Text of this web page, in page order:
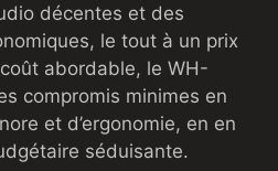
décentes et des
le tout à un prix
abordable, le WH-
compromis minimes en
et d’ergonomie, en en
séduisante.